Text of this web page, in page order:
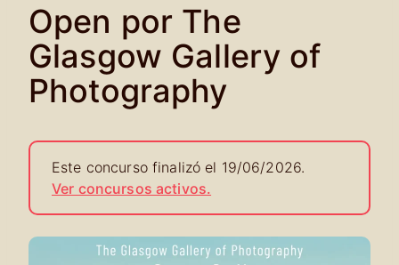
Open por The
Glasgow Gallery of
Photography
Este concurso finalizó el 19/06/2026.
Ver concursos activos.